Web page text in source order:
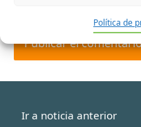
Política de
Ir a noticia anterior